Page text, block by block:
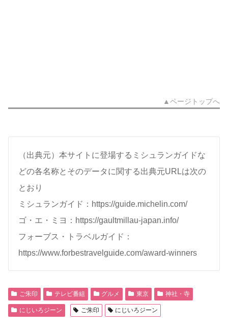
▲ページトップへ
（出典元）本サイトに登場するミシュランガイドな
どの各名称とそのデータに関する出典元URLは次の
とおり
ミシュランガイド：https://guide.michelin.com/
ゴ・エ・ミヨ：https://gaultmillau-japan.info/
フォーブス・トラベルガイド：
https://www.forbestravelguide.com/award-winners
ご朱印 テレビ番組 グルメ 東京 神社・寺
にじいろジーン ご朱印 にじいろジーン